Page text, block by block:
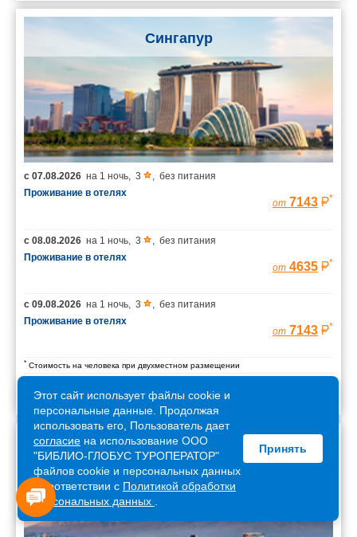
Сингапур
с 07.08.2026 на 1 ночь 3
без питания
Проживание в отелях
от 7143 *
с 08.08.2026 на 1 ночь 3
без питания
Проживание в отелях
от 4635 *
с 09.08.2026 на 1 ночь 3
без питания
Проживание в отелях
от 7143 *
* Стоимость на человека при двухместном размещении
Армения
Этот сайт использует файлы cookie и
персональные данные. Продолжая
использовать его, Пользователь дает
согласие на использование ООО
"БИБЛИО-ГЛОБУС ТУРОПЕРАТОР"
файлов cookie и персональных данных
в соответствии с Политикой обработки
персональных данных
Принять